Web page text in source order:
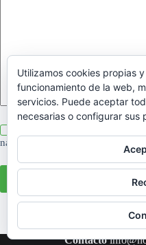
navegador para la próxima vez
Contacto
Utilizamos cookies propias
funcionamiento de la web,
servicios. Puede aceptar
necesarias o configurar sus